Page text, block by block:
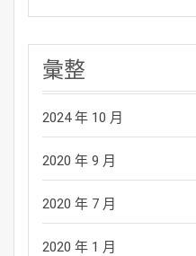
彙整
2024 年 10 月
2020 年 9 月
2020 年 7 月
2020 年 1 月